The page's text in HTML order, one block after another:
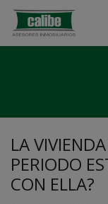
LA
PERIODO
CON ELLA?